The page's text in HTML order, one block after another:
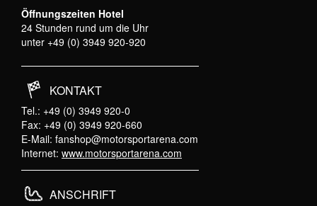
Öffnungszeiten Hotel
24 Stunden rund um die Uhr
unter +49 (0) 3949 920-920
KONTAKT
Tel.: +49 (0) 3949 920-0
Fax: +49 (0) 3949 920-660
E-Mail: fanshop@motorsportarena.com
Internet: www.motorsportarena.com
ANSCHRIFT